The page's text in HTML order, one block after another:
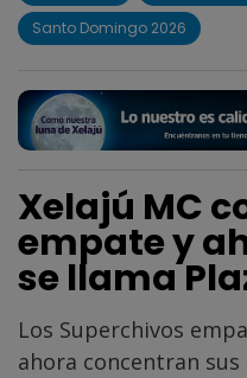
Santo Domingo 2026
Xelajú MC
empate y
se llama
Los Superchivos
ahora concentran